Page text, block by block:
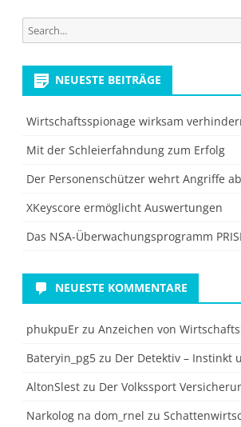
Search
for:
NEUESTE BEITRÄGE
Wirtschaftsspionage wirksam
Mit der Schleierfahndung zum Erfolg
Der Personenschützer wehrt Angriffe ab
XKeyscore ermöglicht Auswertungen
Das NSA-Überwachungsprogramm
NEUESTE KOMMENTARE
phukpuEr zu Anzeichen von
Bateryin_pg5 zu Der Detektiv – Instinkt
AltonSlest zu Der Volkssport
Narkolog na dom_rnel zu